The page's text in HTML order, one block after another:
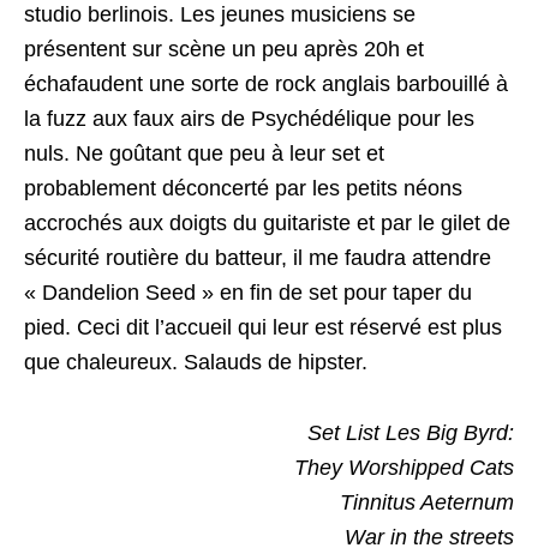
studio berlinois. Les jeunes musiciens se
présentent sur scène un peu après 20h et
échafaudent une sorte de rock anglais barbouillé à
la fuzz aux faux airs de Psychédélique pour les
nuls. Ne goûtant que peu à leur set et
probablement déconcerté par les petits néons
accrochés aux doigts du guitariste et par le gilet de
sécurité routière du batteur, il me faudra attendre
« Dandelion Seed » en fin de set pour taper du
pied. Ceci dit l’accueil qui leur est réservé est plus
que chaleureux. Salauds de hipster.
Set List Les Big Byrd:
They Worshipped Cats
Tinnitus Aeternum
War in the streets